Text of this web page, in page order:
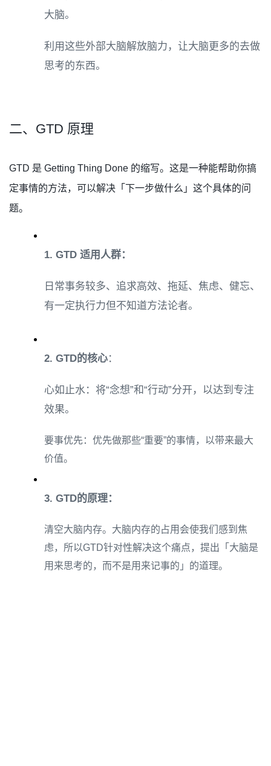
大脑。
利用这些外部大脑解放脑力，让大脑更多的去做
思考的东西。
二、GTD 原理
GTD 是 Getting Thing Done 的缩写。这是一种能帮助你搞
定事情的方法，可以解决「下一步做什么」这个具体的问
题。
1. GTD 适用人群：
日常事务较多、追求高效、拖延、焦虑、健忘、
有一定执行力但不知道方法论者。
2. GTD的核心：
心如止水：将“念想”和“行动”分开，以达到专注
效果。
要事优先：优先做那些“重要”的事情，以带来最大
价值。
3. GTD的原理：
清空大脑内存。大脑内存的占用会使我们感到焦
虑，所以GTD针对性解决这个痛点，提出「大脑是
用来思考的，而不是用来记事的」的道理。